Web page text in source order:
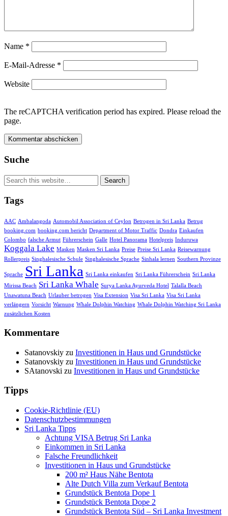
Name *
E-Mail-Adresse *
Website
The reCAPTCHA verification period has expired. Please reload the
page.
Suche
Tags
AAC Ambalangoda Automobil Association of Ceylon Betrogen in Sri Lanka Betrug
booking.com booking.com bericht Department of Motor Traffic Dondra Einkaufen
Colombo falsche Armut Führerschein Galle Hotel Panorama Hotelpreis Induruwa
Koggala Lake Masken Masken Sri Lanka Preise Preise Sri Lanka Reisewarnung
Rollerpreis Singhalesische Schule Singhalesische Sprache Sinhala lernen Southern Provinze
Sprache Sri Lanka Sri Lanka einkaufen Sri Lanka Führerschein Sri Lanka
Mirissa Beach Sri Lanka Whale Surya Lanka Ayurveda Hotel Talalla Beach
Unawatuna Beach Urlauber betrogen Visa Extension Visa Sri Lanka Visa Sri Lanka
verlängern Vorsicht Warnung Whale Dolphin Watching Whale Dolphin Watching Sri Lanka
zusätzlichen Kosten
Kommentare
Satanovskiy zu Investitionen in Haus und Grundstücke
Satanovskiy zu Investitionen in Haus und Grundstücke
SAtanovski zu Investitionen in Haus und Grundstücke
Tipps
Cookie-Richtlinie (EU)
Datenschutzbestimmungen
Sri Lanka Tipps
Achtung VISA Betrug Sri Lanka
Einkommen in Sri Lanka
Falsche Freundlichkeit
Investitionen in Haus und Grundstücke
200 m² Haus Nähe Bentota
Alte Dutch Villa zum Verkauf Bentota
Grundstück Bentota Dope 1
Grundstück Bentota Dope 2
Grundstück Bentota Süd – Sri Lanka Investment